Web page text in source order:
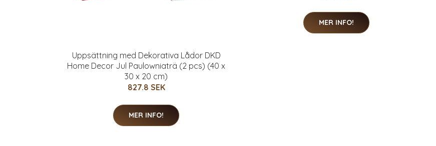
Uppsättning med Dekorativa Lådor DKD
Home Decor Jul Paulowniaträ (2 pcs) (40 x
30 x 20 cm)
827.8 SEK
MER INFO!
MER INFO!